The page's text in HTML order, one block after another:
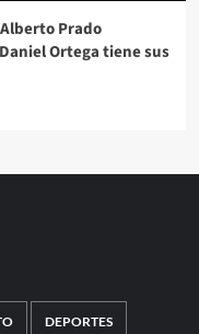
Prado
Ortega tiene sus
DEPORTES